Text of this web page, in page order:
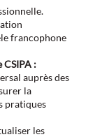
francophone
CSIPA :
auprès des
la
pratiques
les